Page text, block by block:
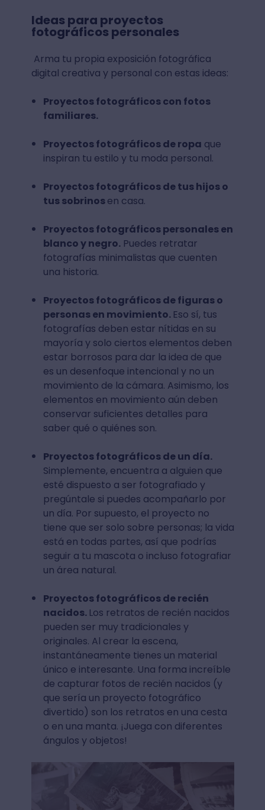
Ideas para proyectos
fotográficos personales
Arma tu propia exposición fotográfica
digital creativa y personal con estas ideas:
Proyectos fotográficos con fotos
familiares.
Proyectos fotográficos de ropa que
inspiran tu estilo y tu moda personal.
Proyectos fotográficos de tus hijos o
tus sobrinosen casa.
Proyectos fotográficos personales en
blanco y negro.Puedes retratar
fotografías minimalistas que cuenten
una historia.
Proyectos fotográficos de figuras o
personas en movimiento. Eso sí, tus
fotografías deben estar nítidas en su
mayoría y solo ciertos elementos deben
estar borrosos para dar la idea de que
es un desenfoque intencional y no un
movimiento de la cámara. Asimismo, los
elementos en movimiento aún deben
conservar suficientes detalles para
saber qué o quiénes son.
Proyectos fotográficos de un día.
Simplemente, encuentra a alguien que
esté dispuesto a ser fotografiado y
pregúntale si puedes acompañarlo por
un día. Por supuesto, el proyecto no
tiene que ser solo sobre personas; la vida
está en todas partes, así que podrías
seguir a tu mascota o incluso fotografiar
un área natural.
Proyectos fotográficos de recién
nacidos. Los retratos de recién nacidos
pueden ser muy tradicionales y
originales. Al crear la escena,
instantáneamente tienes un material
único e interesante. Una forma increíble
de capturar fotos de recién nacidos (y
que sería un proyecto fotográfico
divertido) son los retratos en una cesta
o en una manta. ¡Juega con diferentes
ángulos y objetos!